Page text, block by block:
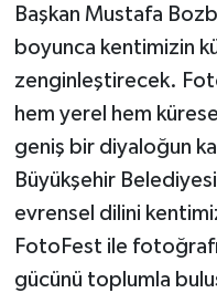
Başkan Mustafa
boyunca kentimizin
zenginleştirecek.
hem yerel hem
geniş bir diyaloğun
Büyükşehir
evrensel dilini
FotoFest ile
gücünü toplumla